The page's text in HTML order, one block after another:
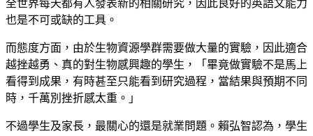
全世界每天都有人發表新的相關研究，因此良好的英語文能力
也是不可或缺的工具。
而態度方面，由於生物資源學群需要做大量的實驗，因此適合
越挫越勇、真的對生物感興趣的學生，「畢竟做實驗不是馬上
看得到成果，有時甚至只能看到研究過程，當結果與預期不同
時，千萬別挫折感太重。」
不過學生及家長，最關心的還是就業問題。賴弘智認為，學生